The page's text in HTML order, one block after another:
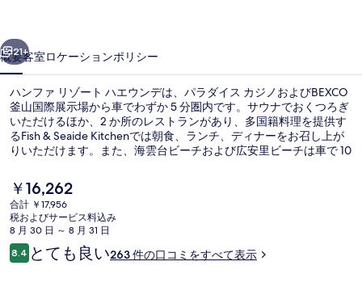
ト
ハ
エ
ウ
ン
デ
の
写
真
21+
概要客室ロケーションポリシー
ハンファ リゾート ハエウンデは、パラダイス カジノおよびBEXCO
釜山国際展示場から車でわずか 5 分圏内です。サウナでおくつろぎ
いただけるほか、2 か所のレストランがあり、多国籍料理を提供す
るFish & Seaide Kitchenでは朝食、ランチ、ディナーをお召し上が
りいただけます。また、海雲台ビーチおよび広安里ビーチは車で 10
を利用できます。地下鉄 冬柏駅まで 15 分の距離です。
現
在
の
料
金
は
￥16,262
合計 ￥17,956
税およびサービス料込み
8 月 30 日 ～ 8 月 31 日
口
コ
8.410段階中8.4
とても良い263 件の口コミをすべて表示